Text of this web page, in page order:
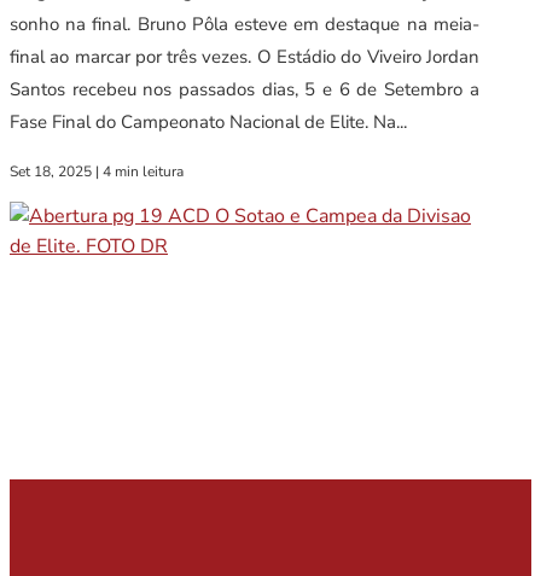
sonho na final. Bruno Pôla esteve em destaque na meia-
final ao marcar por três vezes. O Estádio do Viveiro Jordan
Santos recebeu nos passados dias, 5 e 6 de Setembro a
Fase Final do Campeonato Nacional de Elite. Na...
Set 18, 2025 | 4 min leitura